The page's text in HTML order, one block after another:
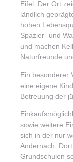
Eifel. Der Ort
ländlich
hohen
Spazier- und
und machen
Naturfreunde
Ein besonderer
eine eigene
Betreuung der
sowie weitere
sich in der nur
Andernach.
Grundschulen